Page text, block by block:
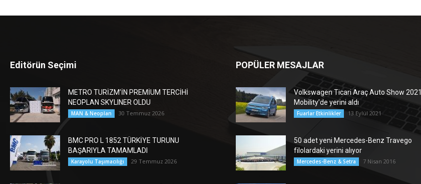
Editörün Seçimi
METRO TURİZM’İN PREMİUM TERCİHİ
NEOPLAN SKYLINER OLDU
MAN & Neoplan 30 Temmuz 2026
BMC PRO L 1852 TÜRKİYE TURUNU
BAŞARIYLA TAMAMLADI
Karayolu Taşımacılığı 29 Temmuz 2026
POPÜLER MESAJLAR
Volkswagen Ticari Araç Auto Show 2021
Mobility’de yerini aldı
Fuarlar Etkinlikler 13 Eylül 2021
50 adet yeni Mercedes-Benz Travego
filolardaki yerini alıyor
Mercedes-Benz & Setra 7 Nisan 2016